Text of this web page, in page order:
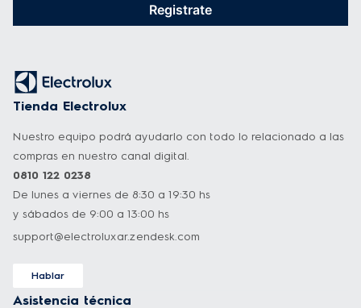
Registrate
Tienda Electrolux
Nuestro equipo podrá ayudarlo con todo lo relacionado a las
compras en nuestro canal digital.
0810 122 0238
De lunes a viernes de 8:30 a 19:30 hs
y sábados de 9:00 a 13:00 hs
support@electroluxar.zendesk.com
Hablar
Asistencia técnica